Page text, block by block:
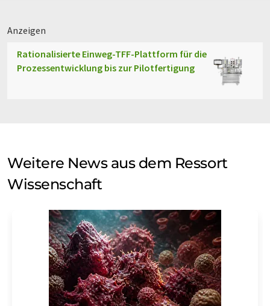
Anzeigen
Rationalisierte Einweg-TFF-Plattform für die
Prozessentwicklung bis zur Pilotfertigung
Weitere News aus dem Ressort
Wissenschaft